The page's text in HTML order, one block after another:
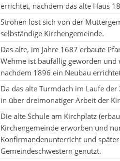
errichtet, nachdem das alte Haus
Ströhen löst sich von der
selbständige Kirchengemeinde.
Das alte, im Jahre 1687 erbaute
Wehme ist baufällig geworden
nachdem 1896 ein Neubau
Da das alte Turmdach im Laufe
in über dreimonatiger Arbeit der
Die alte Schule am Kirchplatz
Kirchengemeinde erworben und
Konfirmandenunterricht und
Gemeindeschwestern genutzt.